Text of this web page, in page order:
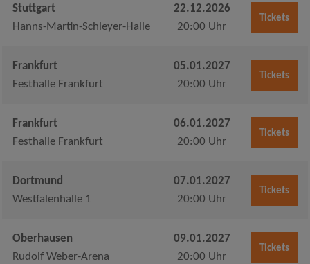
Stuttgart
Hanns-Martin-Schleyer-Halle
22.12.2026
20:00 Uhr
Tickets
Frankfurt
Festhalle Frankfurt
05.01.2027
20:00 Uhr
Tickets
Frankfurt
Festhalle Frankfurt
06.01.2027
20:00 Uhr
Tickets
Dortmund
Westfalenhalle 1
07.01.2027
20:00 Uhr
Tickets
Oberhausen
Rudolf Weber-Arena
09.01.2027
20:00 Uhr
Tickets